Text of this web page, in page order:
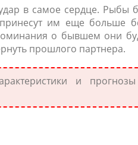
в самое сердце. Рыбы
им еще больше
о бывшем они
прошлого партнера.
и